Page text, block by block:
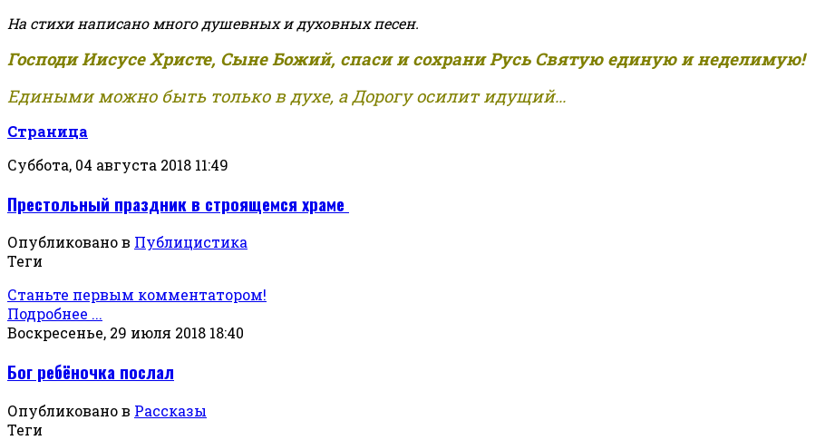
На стихи написано много душевных и духовных песен.
Господи Иисусе Христе, Сыне Божий, спаси и сохрани Русь Святую единую и неделимую!
Едиными можно быть только в духе, а Дорогу осилит идущий...
Страница
Суббота, 04 августа 2018 11:49
Престольный праздник в строящемся храме
Опубликовано в Публицистика
Теги
Станьте первым комментатором!
Подробнее ...
Воскресенье, 29 июля 2018 18:40
Бог ребёночка послал
Опубликовано в Рассказы
Теги